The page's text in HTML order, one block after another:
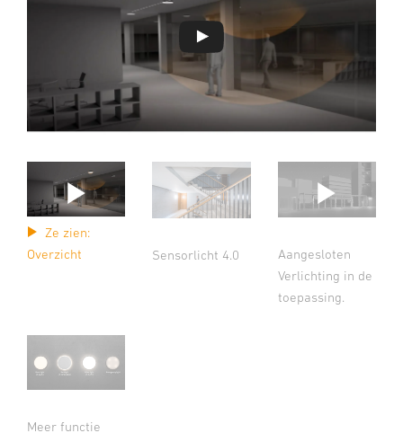
Ze zien:
Overzicht
Sensorlicht 4.0
Aangesloten
Verlichting in de
toepassing.
Meer functie